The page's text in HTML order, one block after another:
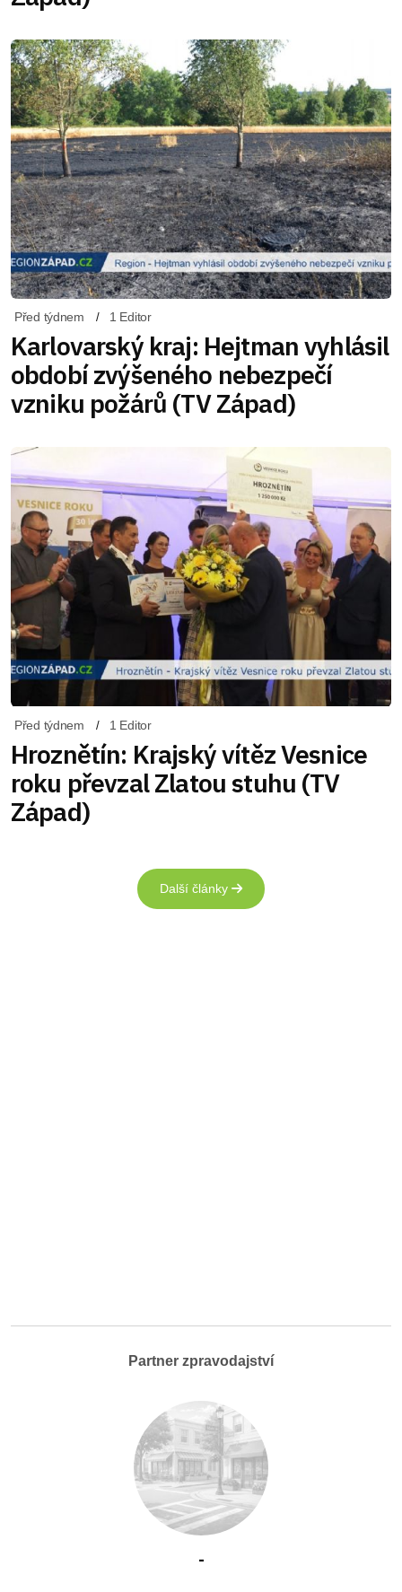
Před týdnem 1 Editor
Karlovarský kraj: Hejtman vyhlásil
období zvýšeného nebezpečí
vzniku požárů (TV Západ)
Před týdnem 1 Editor
Hroznětín: Krajský vítěz Vesnice
roku převzal Zlatou stuhu (TV
Západ)
Další články
Partner zpravodajství
-